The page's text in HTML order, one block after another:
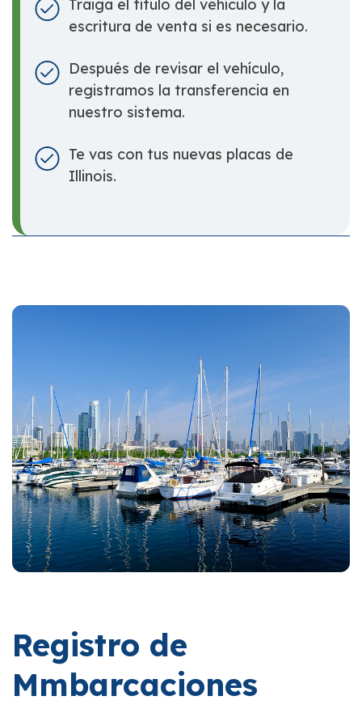
Traiga el título del vehículo y la
escritura de venta si es necesario.
Después de revisar el vehículo,
registramos la transferencia en
nuestro sistema.
Te vas con tus nuevas placas de
Illinois.
Registro de
Mmbarcaciones